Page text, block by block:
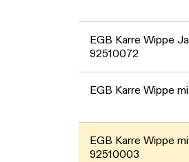
EGB Karre Wippe
92510072
EGB Karre Wippe
EGB Karre Wippe
92510003